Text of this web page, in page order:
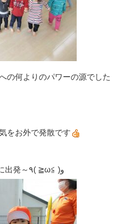
の何よりのパワーの源でした
をお外で発散です
に出発～٩( ≧ω≦ )و